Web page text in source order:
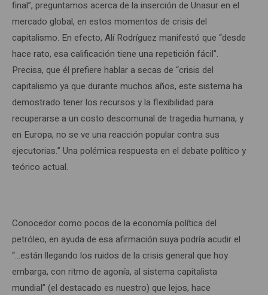
final”, preguntamos acerca de la inserción de Unasur en el
mercado global, en estos momentos de crisis del
capitalismo. En efecto, Alí Rodríguez manifestó que “desde
hace rato, esa calificación tiene una repetición fácil”.
Precisa, que él prefiere hablar a secas de “crisis del
capitalismo ya que durante muchos años, este sistema ha
demostrado tener los recursos y la flexibilidad para
recuperarse a un costo descomunal de tragedia humana, y
en Europa, no se ve una reacción popular contra sus
ejecutorias.” Una polémica respuesta en el debate político y
teórico actual.
Conocedor como pocos de la economía política del
petróleo, en ayuda de esa afirmación suya podría acudir el
“…están llegando los ruidos de la crisis general que hoy
embarga, con ritmo de agonía, al sistema capitalista
mundial” (el destacado es nuestro) que lejos, hace